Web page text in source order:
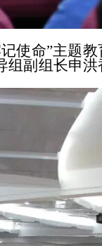
使命”主题教
组副组长申